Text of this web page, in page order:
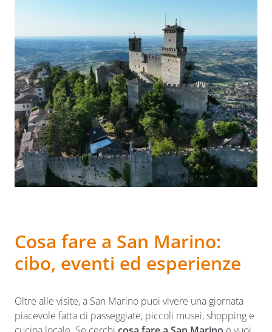
Cosa fare a San Marino:
cibo, eventi ed esperienze
Oltre alle visite, a San Marino puoi vivere una giornata
piacevole fatta di passeggiate, piccoli musei, shopping e